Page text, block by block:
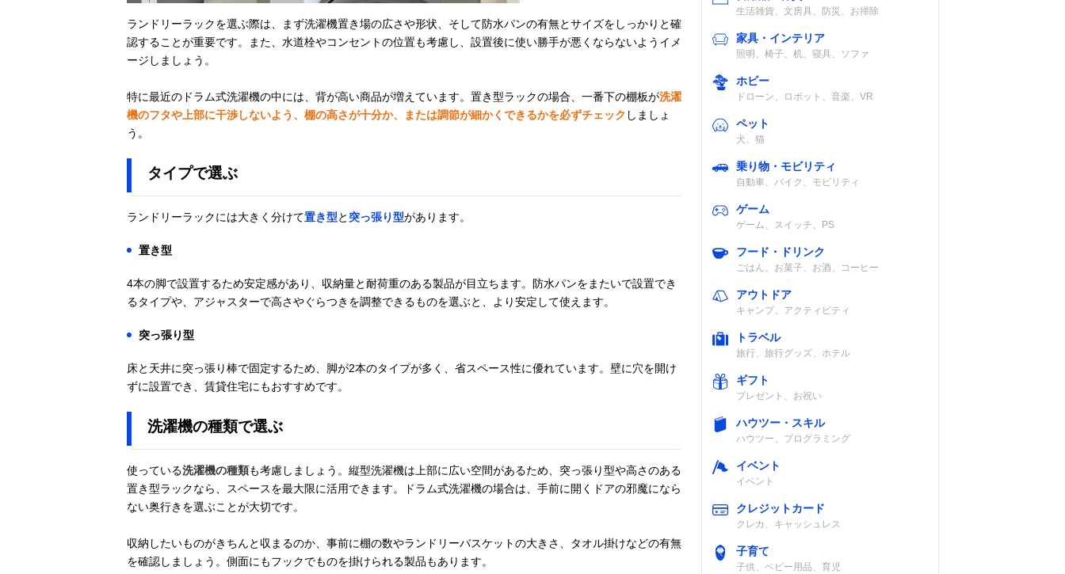
ランドリーラックを選ぶ際は、まず洗濯機置き場の広さや形状、そして防水パンの有無とサイズをしっかりと確
認することが重要です。また、水道栓やコンセントの位置も考慮し、設置後に使い勝手が悪くならないようイメ
ージしましょう。
特に最近のドラム式洗濯機の中には、背が高い商品が増えています。置き型ラックの場合、一番下の棚板が洗濯
機のフタや上部に干渉しないよう、棚の高さが十分か、または調節が細かくできるかを必ずチェック しましょ
う。
タイプで選ぶ
ランドリーラックには大きく分けて置き型と 突っ張り型があります。
置き型
4本の脚で設置するため安定感があり、収納量と耐荷重のある製品が目立ちます。防水パンをまたいで設置でき
るタイプや、アジャスターで高さやぐらつきを調整できるものを選ぶと、より安定して使えます。
突っ張り型
床と天井に突っ張り棒で固定するため、脚が2本のタイプが多く、省スペース性に優れています。壁に穴を開け
ずに設置でき、賃貸住宅にもおすすめです。
洗濯機の種類で選ぶ
使っている洗濯機の種類も考慮しましょう。縦型洗濯機は上部に広い空間があるため、突っ張り型や高さのある
置き型ラックなら、スペースを最大限に活用できます。ドラム式洗濯機の場合は、手前に開くドアの邪魔になら
ない奥行きを選ぶことが大切です。
収納したいものがきちんと収まるのか、事前に棚の数やランドリーバスケットの大きさ、タオル掛けなどの有無
を確認しましょう。側面にもフックでものを掛けられる製品もあります。
生活雑貨、文房具、防災、お掃除
家具・インテリア
照明、椅子、机、寝具、ソファ
ホビー
ドローン、ロボット、音楽、VR
ペット
犬、猫
乗り物・モビリティ
自動車、バイク、モビリティ
ゲーム
ゲーム、スイッチ、PS
フード・ドリンク
ごはん、お菓子、お酒、コーヒー
アウトドア
キャンプ、アクティビティ
トラベル
旅行、旅行グッズ、ホテル
ギフト
プレゼント、お祝い
ハウツー・スキル
ハウツー、プログラミング
イベント
イベント
クレジットカード
クレカ、キャッシュレス
子育て
子供、ベビー用品、育児